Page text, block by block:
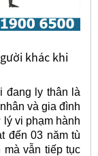
khác khi
đang ly thân là
và gia đình
vi phạm hành
đến 03 năm tù
mà vẫn tiếp tục